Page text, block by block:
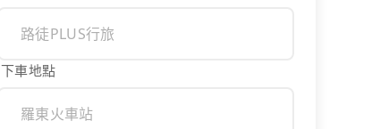
下車地點